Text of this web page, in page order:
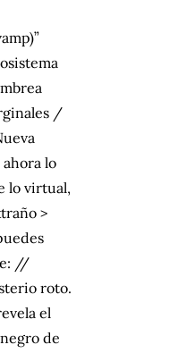
/
lo
lo virtual,
>
//
roto.
el
de